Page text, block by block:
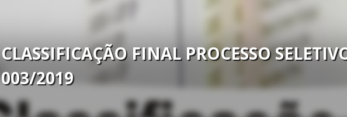
CLASSIFICAÇÃO FINAL PROCESSO
003/2019